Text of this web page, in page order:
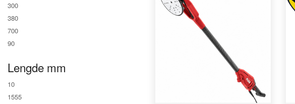
300
380
700
90
Lengde mm
10
1555